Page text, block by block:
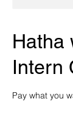
Hatha
Intern
Pay what you